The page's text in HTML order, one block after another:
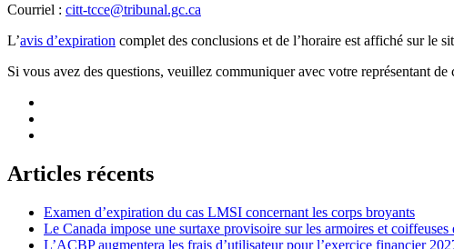
Courriel : citt-tcce@tribunal.gc.ca
L’avis d’expiration complet des conclusions et de l’horaire est affiché sur le
Si vous avez des questions, veuillez communiquer avec votre représentant
Articles récents
Examen d’expiration du cas LMSI concernant les corps broyants
Le Canada impose une surtaxe provisoire sur les armoires et coiffeuses
L’ACBP augmentera les frais d’utilisateur pour l’exercice financier